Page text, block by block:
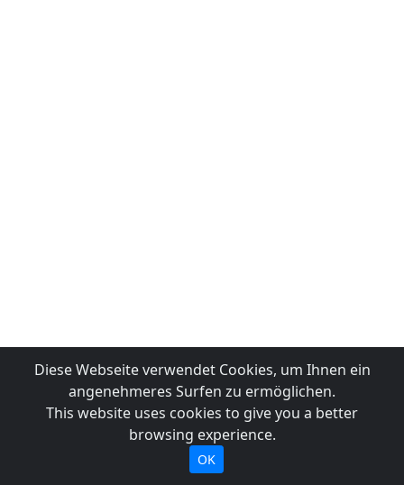
Diese Webseite verwendet Cookies, um Ihnen ein
angenehmeres Surfen zu ermöglichen.
This website uses cookies to give you a better
browsing experience.
OK